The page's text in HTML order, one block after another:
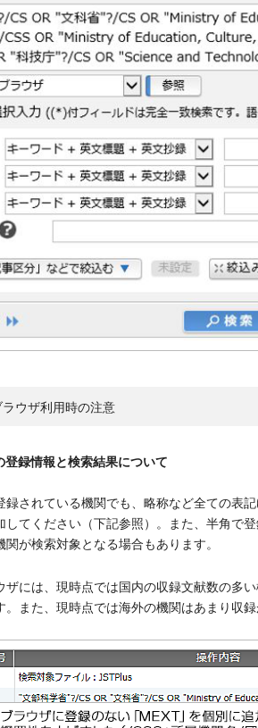
ウザ利用時の注意
録情報と検索結果について
録されている機関でも、略称など全ての表
してください（下記参照）。また、半角で
が検索対象となる場合もあります。
ザには、現時点では国内の収録文献数の多
。また、現時点では海外の機関はあまり収